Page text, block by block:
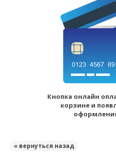
Кнопка онлайн
корзине и
« вернуться назад